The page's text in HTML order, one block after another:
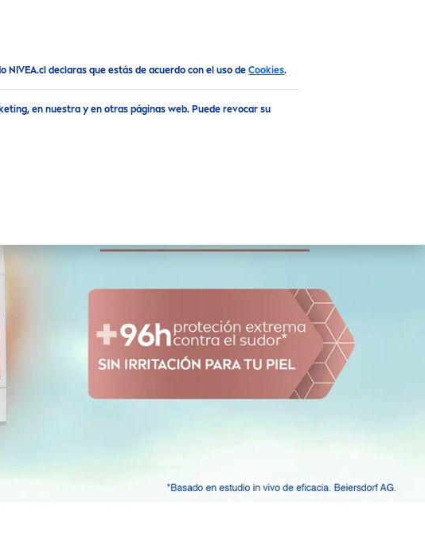
declaras que estás de acuerdo con el uso deCookies.
en nuestra y en otras páginas web. Puede revocar su